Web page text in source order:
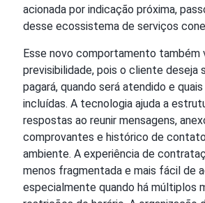
acionada por indicação próxima,
desse ecossistema de serviços
Esse novo comportamento também
previsibilidade, pois o cliente deseja
pagará, quando será atendido e
incluídas. A tecnologia ajuda a
respostas ao reunir mensagens,
comprovantes e histórico de
ambiente. A experiência de
menos fragmentada e mais fácil de
especialmente quando há múltiplos